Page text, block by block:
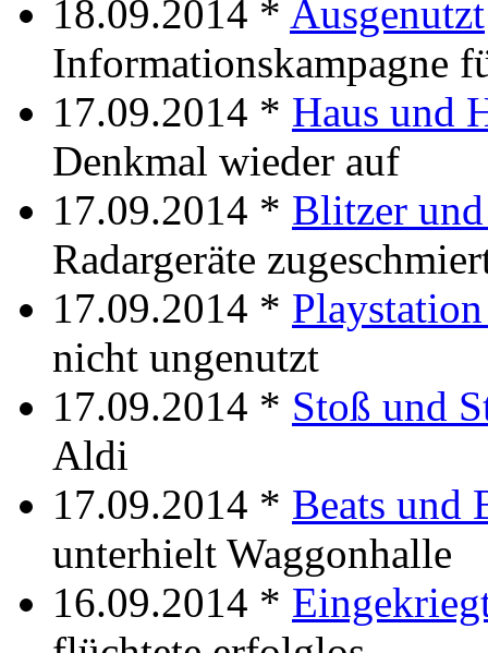
18.09.2014 * Ausgenutzt
Informationskampagne
17.09.2014 * Haus und
Denkmal wieder auf
17.09.2014 * Blitzer
Radargeräte
17.09.2014 *
nicht ungenutzt
17.09.2014 * Stoß und
Aldi
17.09.2014 * Beats und
unterhielt Waggonhalle
16.09.2014 *